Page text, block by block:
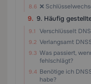
❌
9. Häufig
Verschlüsselt
Verlangsamt
Was passiert,
fehlschlägt?
Benötige ich
habe?